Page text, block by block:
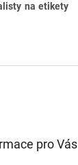
na etikety
pro Vás